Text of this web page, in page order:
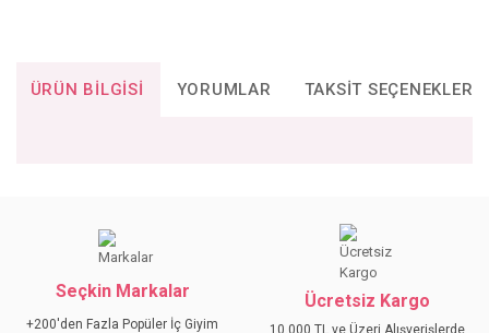
ÜRÜN BILGISI YORUMLAR TAKSIT SEÇENEKLERI
kullanarak tarafımıza iletebilirsiniz.
Görüş ve önerileriniz için teşekkür ederiz.
Seçkin Markalar
+200'den Fazla Popüler İç Giyim
Ücretsiz Kargo
10.000 TL ve Üzeri Alışverişlerde